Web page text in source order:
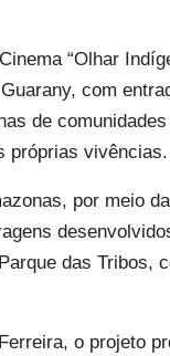
“Olhar
com
de
próprias vivências.
por meio
das Tribos,
o projeto